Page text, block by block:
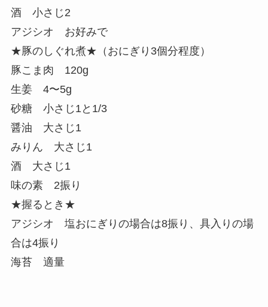
酒 小さじ2
アジシオ お好みで
★豚のしぐれ煮★（おにぎり3個分程度）
豚こま肉 120g
生姜 4〜5g
砂糖 小さじ1と1/3
醤油 大さじ1
みりん 大さじ1
酒 大さじ1
味の素 2振り
★握るとき★
アジシオ 塩おにぎりの場合は8振り、具入りの場
合は4振り
海苔 適量